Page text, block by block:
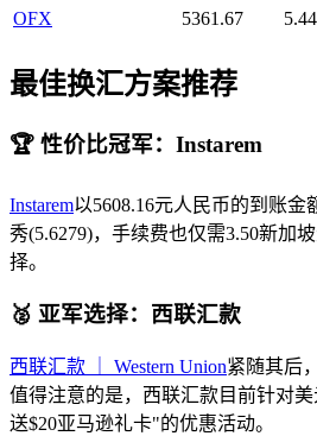
OFX
5361.67
最佳换汇方案推荐
🏆 性价比冠军：Instarem
Instarem以5608.16元人民币的到账
秀(5.6279)，手续费也仅需3.50新加
择。
🥈 亚军选择：西联汇款
西联汇款 ｜ Western Union紧随其后
值得注意的是，西联汇款目前针对
送$20亚马逊礼卡"的优惠活动。